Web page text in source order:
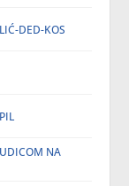
DED-KOS
NA